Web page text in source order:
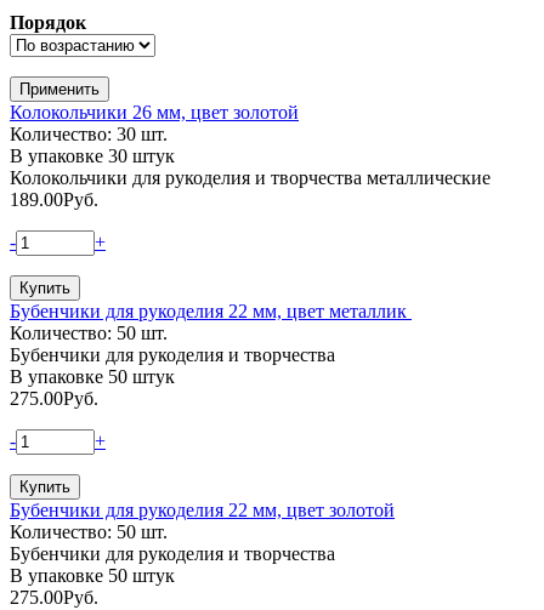
Порядок
Колокольчики 26 мм, цвет золотой
Количество: 30 шт.
В упаковке 30 штук
Колокольчики для рукоделия и творчества металлические
189.00Руб.
- +
Бубенчики для рукоделия 22 мм, цвет металлик
Количество: 50 шт.
Бубенчики для рукоделия и творчества
В упаковке 50 штук
275.00Руб.
- +
Бубенчики для рукоделия 22 мм, цвет золотой
Количество: 50 шт.
Бубенчики для рукоделия и творчества
В упаковке 50 штук
275.00Руб.